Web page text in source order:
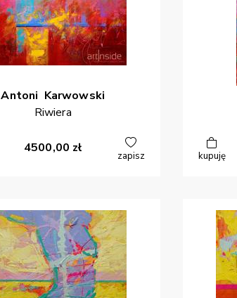
Antoni Karwowski
Riwiera
4500,00 zł
zapisz kupuję